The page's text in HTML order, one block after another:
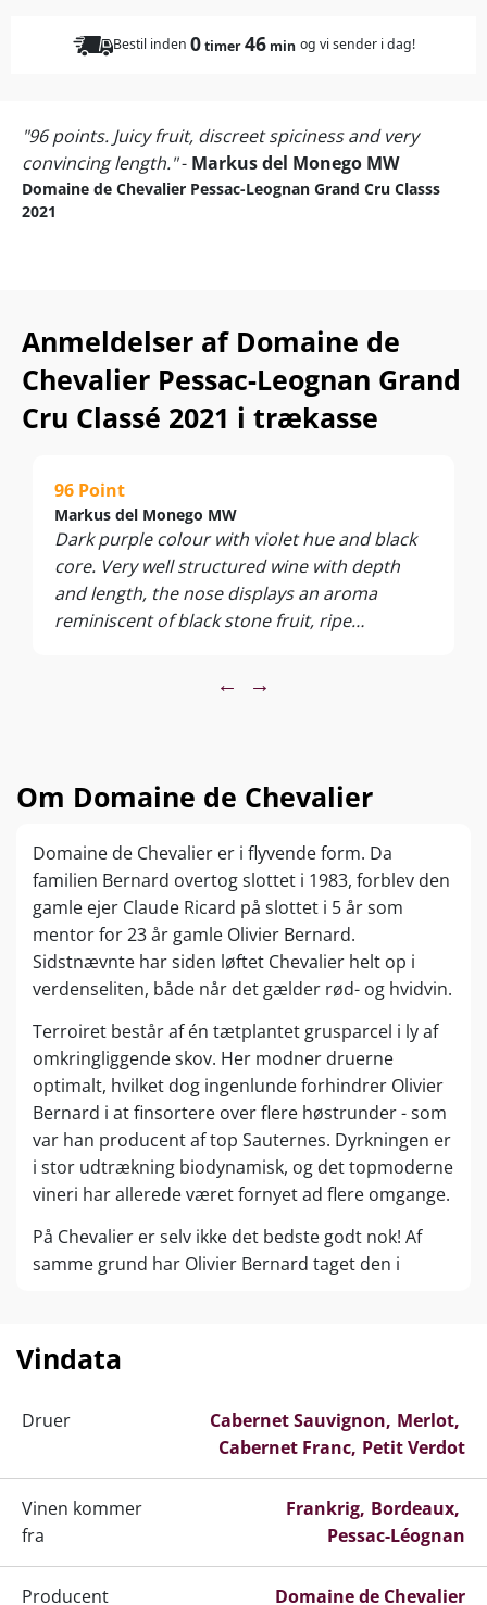
Bestil inden 0timer46 min og vi sender i dag!
"96 points. Juicy fruit, discreet spiciness and very
convincing length."- Markus del Monego MW
Domaine de Chevalier Pessac-Leognan Grand Cru Classs
2021
Anmeldelser af Domaine de
Chevalier Pessac-Leognan Grand
Cru Classé 2021 i trækasse
96 Point
Markus del Monego MW
Dark purple colour with violet hue and black
core. Very well structured wine with depth
and length, the nose displays an aroma
reminiscent of black stone fruit, ripe
← →
Om Domaine de Chevalier
Domaine de Chevalier er i flyvende form. Da
familien Bernard overtog slottet i 1983, forblev den
gamle ejer Claude Ricard på slottet i 5 år som
mentor for 23 år gamle Olivier Bernard.
Sidstnævnte har siden løftet Chevalier helt op i
verdenseliten, både når det gælder rød- og hvidvin.
Terroiret består af én tætplantet grusparcel i ly af
omkringliggende skov. Her modner druerne
optimalt, hvilket dog ingenlunde forhindrer Olivier
Bernard i at finsortere over flere høstrunder - som
var han producent af top Sauternes. Dyrkningen er
i stor udtrækning biodynamisk, og det topmoderne
vineri har allerede været fornyet ad flere omgange.
På Chevalier er selv ikke det bedste godt nok! Af
samme grund har Olivier Bernard taget den i
DIAM-korkprop.
bedste køb, når det kommer til andenvine fra
Pessac-Leognan. Toprated med i den nye 2022-
vidner om value for money af højeste karat.
Grand Vin:
Domaine de Chevalier (Blanc & Rouge),
Grand Cru Classé (1959 Graves)
2. Vin:L’Esprit de Chevalier
Vindata
Druer Cabernet Sauvignon Merlot
Cabernet Franc Petit Verdot
Vinen kommer
fra
Frankrig Bordeaux
Pessac-Léognan
Producent Domaine de Chevalier